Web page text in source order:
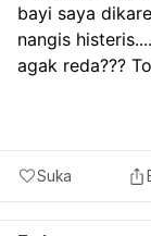
bayi saya
nangis
agak reda???
Suka